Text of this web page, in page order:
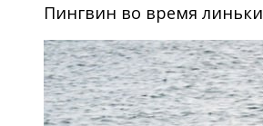
Пингвин во время линьки